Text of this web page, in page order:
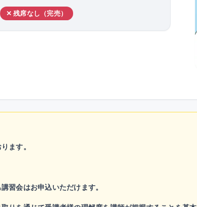
✕ 残席なし（完売）
ます。
習会はお申込いただけます。